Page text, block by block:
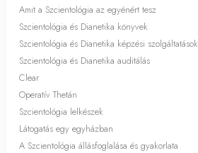
Amit a Szcientológia az egyénért tesz
Szcientológia és Dianetika könyvek
Szcientológia és Dianetika képzési szolgáltatások
Szcientológia és Dianetika auditálás
Clear
Operatív Thetán
Szcientológia lelkészek
Látogatás egy egyházban
A Szcientológia állásfoglalása és gyakorlata